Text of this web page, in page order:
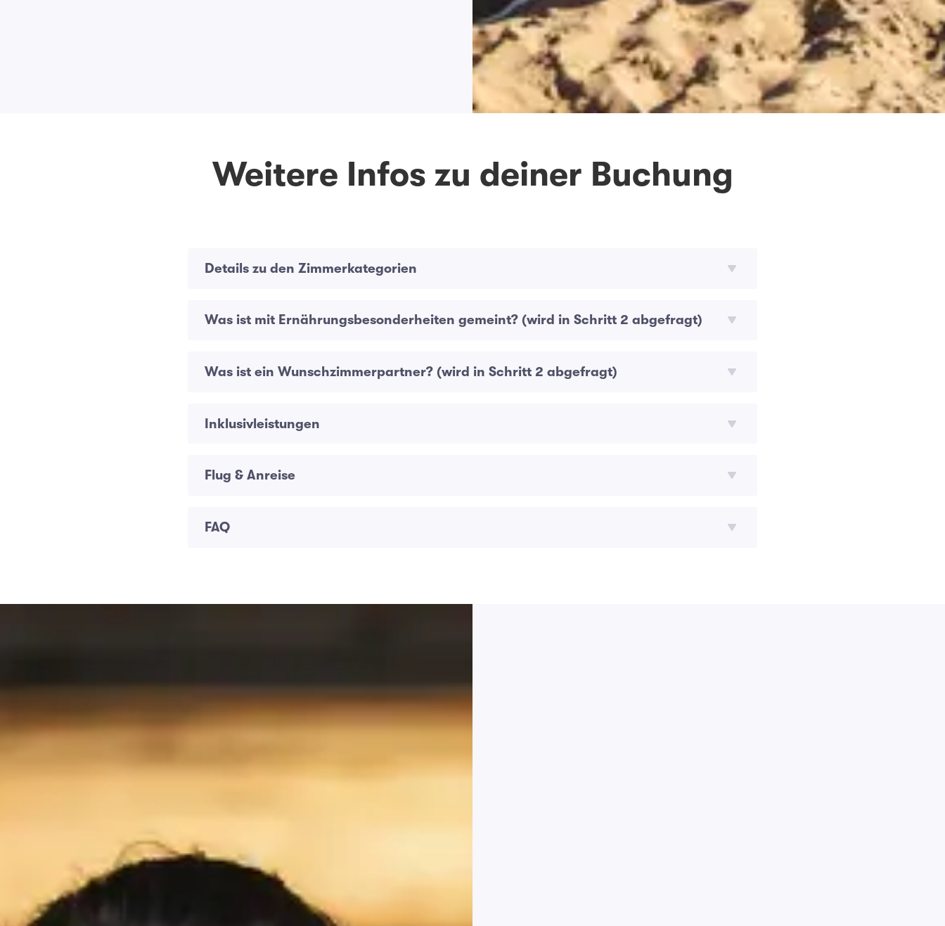
Weitere Infos zu deiner Buchung
Details zu den Zimmerkategorien
Was ist mit Ernährungsbesonderheiten gemeint? (wird in Schritt 2 abgefragt)
Was ist ein Wunschzimmerpartner? (wird in Schritt 2 abgefragt)
Inklusivleistungen
Flug & Anreise
FAQ